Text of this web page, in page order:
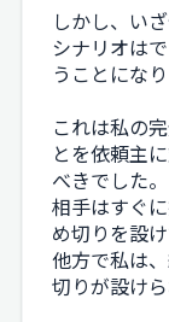
しかし、い
シナリオは
うことになり
これは私の
とを依頼主
べきでした。
相手はすぐ
め切りを設
他方で私は
切りが設け